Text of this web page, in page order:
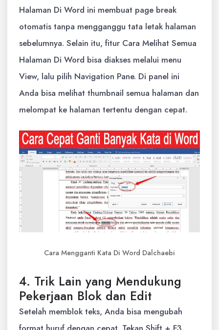
Halaman Di Word ini membuat page break
otomatis tanpa mengganggu tata letak halaman
sebelumnya. Selain itu, fitur Cara Melihat Semua
Halaman Di Word bisa diakses melalui menu
View, lalu pilih Navigation Pane. Di panel ini
Anda bisa melihat thumbnail semua halaman dan
melompat ke halaman tertentu dengan cepat.
Cara Mengganti Kata Di Word Dalchaebi
4. Trik Lain yang Mendukung
Pekerjaan Blok dan Edit
Setelah memblok teks, Anda bisa mengubah